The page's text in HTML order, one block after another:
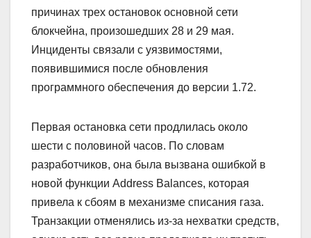
причинах трех остановок основной сети
блокчейна, произошедших 28 и 29 мая.
Инциденты связали с уязвимостями,
появившимися после обновления
программного обеспечения до версии 1.72.
Первая остановка сети продлилась около
шести с половиной часов. По словам
разработчиков, она была вызвана ошибкой в
новой функции Address Balances, которая
привела к сбоям в механизме списания газа.
Транзакции отменялись из-за нехватки средств,